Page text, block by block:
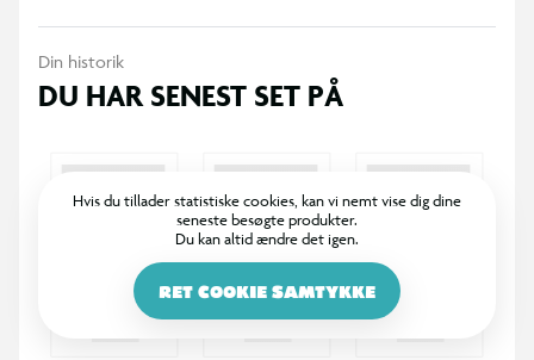
Din historik
DU HAR SENEST SET PÅ
Hvis du tillader statistiske cookies, kan vi nemt vise dig dine
seneste besøgte produkter.
Du kan altid ændre det igen.
RET COOKIE SAMTYKKE